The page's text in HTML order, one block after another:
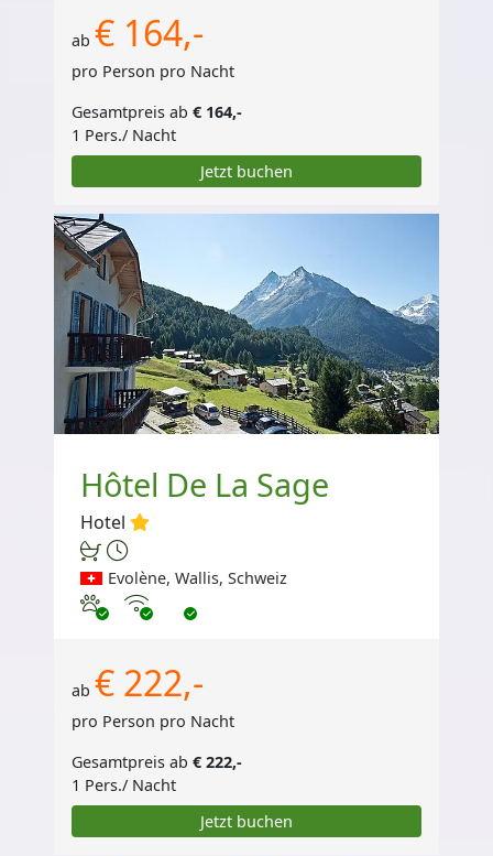
ab € 164,-
pro Person pro Nacht
Gesamtpreis ab € 164,-
1 Pers./ Nacht
Jetzt buchen
Hôtel De La Sage
Hotel
Evolène, Wallis, Schweiz
Haustiere erlaubt
Internet
ab € 222,-
pro Person pro Nacht
Gesamtpreis ab € 222,-
1 Pers./ Nacht
Jetzt buchen